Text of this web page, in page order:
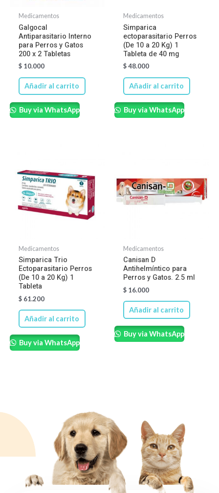
Medicamentos
Galgocal
Antiparasitario Interno
para Perros y Gatos
200 x 2 Tabletas
$10.000
Añadir al carrito
Buy via WhatsApp
Medicamentos
Simparica
ectoparasitario Perros
(De 10 a 20 Kg) 1
Tableta de 40 mg
$48.000
Añadir al carrito
Buy via WhatsApp
Medicamentos
Simparica Trio
Ectoparasitario Perros
(De 10 a 20 Kg) 1
Tableta
$61.200
Añadir al carrito
Buy via WhatsApp
Medicamentos
Canisan D
Antihelmíntico para
Perros y Gatos. 2.5 ml
$16.000
Añadir al carrito
Buy via WhatsApp